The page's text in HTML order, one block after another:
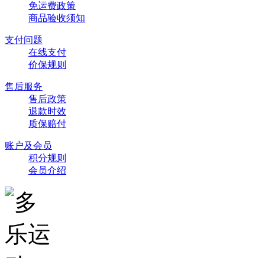
免运费政策
商品验收须知
支付问题
在线支付
价保规则
售后服务
售后政策
退款时效
质保赔付
账户及会员
积分规则
会员介绍